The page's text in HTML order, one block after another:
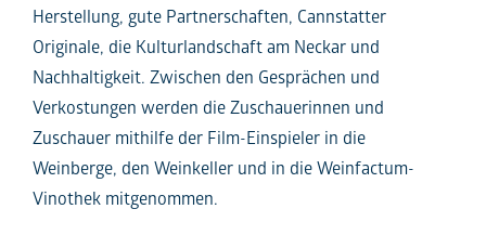
Herstellung, gute Partnerschaften, Cannstatter
Originale, die Kulturlandschaft am Neckar und
Nachhaltigkeit. Zwischen den Gesprächen und
Verkostungen werden die Zuschauerinnen und
Zuschauer mithilfe der Film-Einspieler in die
Weinberge, den Weinkeller und in die Weinfactum-
Vinothek mitgenommen.